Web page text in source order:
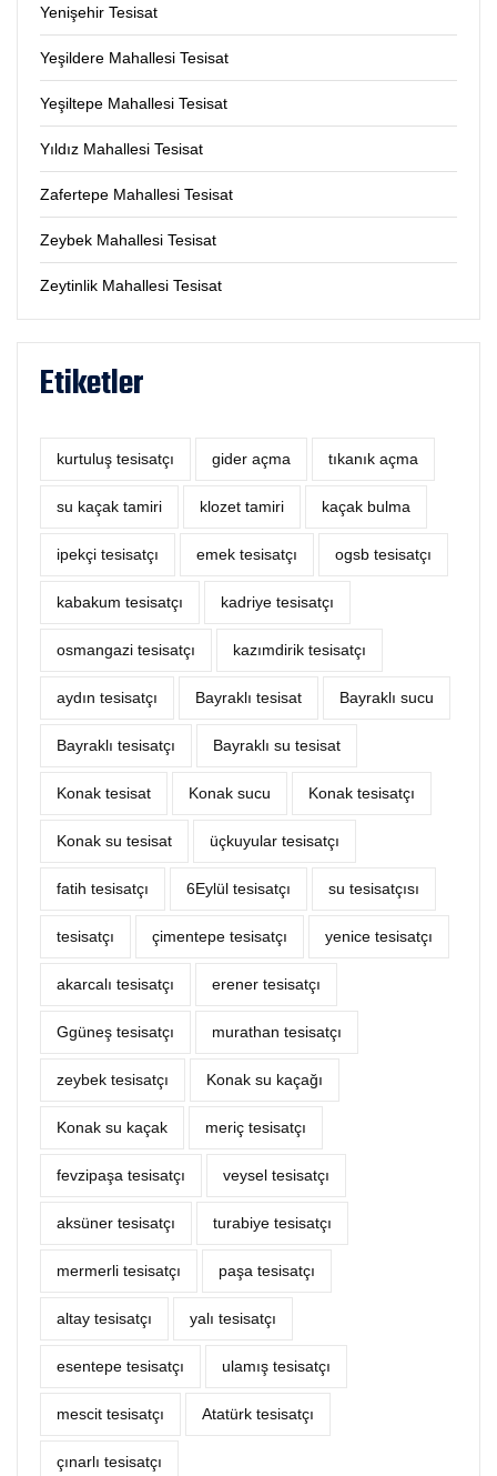
Yenişehir Tesisat
Yeşildere Mahallesi Tesisat
Yeşiltepe Mahallesi Tesisat
Yıldız Mahallesi Tesisat
Zafertepe Mahallesi Tesisat
Zeybek Mahallesi Tesisat
Zeytinlik Mahallesi Tesisat
Etiketler
kurtuluş tesisatçı ‎gider açma tıkanık açma
su kaçak tamiri klozet tamiri kaçak bulma
ipekçi tesisatçı emek tesisatçı ogsb tesisatçı
kabakum tesisatçı kadriye tesisatçı
osmangazi tesisatçı kazımdirik tesisatçı
aydın tesisatçı Bayraklı tesisat Bayraklı sucu
Bayraklı tesisatçı Bayraklı su tesisat
Konak tesisat Konak sucu Konak tesisatçı
Konak su tesisat üçkuyular tesisatçı
fatih tesisatçı 6Eylül tesisatçı su tesisatçısı
tesisatçı çimentepe tesisatçı yenice tesisatçı
akarcalı tesisatçı erener tesisatçı
Ggüneş tesisatçı murathan tesisatçı
zeybek tesisatçı Konak su kaçağı
Konak su kaçak meriç tesisatçı
fevzipaşa tesisatçı veysel tesisatçı
aksüner tesisatçı turabiye tesisatçı
mermerli tesisatçı paşa tesisatçı
altay tesisatçı yalı tesisatçı
esentepe tesisatçı ulamış tesisatçı
mescit tesisatçı Atatürk tesisatçı
çınarlı tesisatçı